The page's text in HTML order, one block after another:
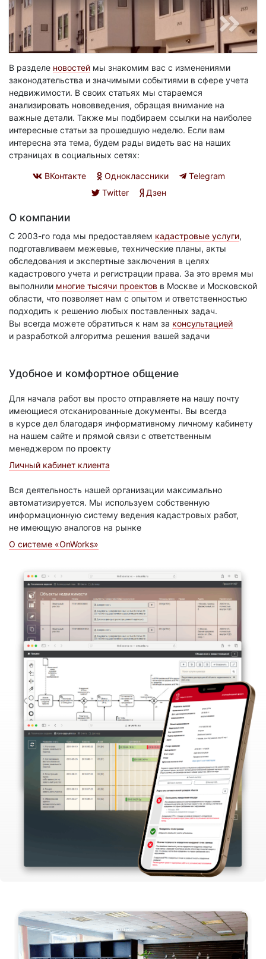
В разделе новостей мы знакомим вас с изменениями
законодательства и значимыми событиями в сфере учета
недвижимости. В своих статьях мы стараемся
анализировать нововведения, обращая внимание на
важные детали. Также мы подбираем ссылки на наиболее
интересные статьи за прошедшую неделю. Если вам
интересна эта тема, будем рады видеть вас на наших
страницах в социальных сетях:
ВКонтакте Одноклассники
Telegram
Twitter
Дзен
О компании
С 2003-го года мы предоставляем кадастровые услуги,
подготавливаем межевые, технические планы, акты
обследования и экспертные заключения в целях
кадастрового учета и регистрации права. За это время мы
выполнили многие тысячи проектов в Москве и Московской
области, что позволяет нам с опытом и ответственностью
подходить к решению любых поставленных задач.
Вы всегда можете обратиться к нам за консультацией
и разработкой алгоритма решения вашей задачи
Удобное и комфортное общение
Для начала работ вы просто отправляете на нашу почту
имеющиеся отсканированные документы. Вы всегда
в курсе дел благодаря информативному личному кабинету
на нашем сайте и прямой связи с ответственным
менеджером по проекту
Личный кабинет клиента
Вся деятельность нашей организации максимально
автоматизируется. Мы используем собственную
информационную систему ведения кадастровых работ,
не имеющую аналогов на рынке
О системе «OnWorks»